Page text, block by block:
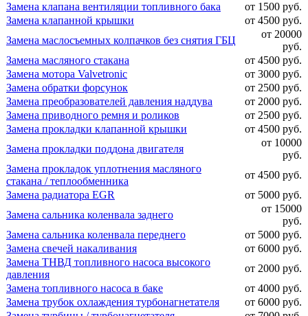
Замена клапана вентиляции топливного бака
от 1500 руб.
Замена клапанной крышки
от 4500 руб.
Замена маслосъемных колпачков без снятия ГБЦ
от 20000
руб.
Замена масляного стакана
от 4500 руб.
Замена мотора Valvetronic
от 3000 руб.
Замена обратки форсунок
от 2500 руб.
Замена преобразователей давления наддува
от 2000 руб.
Замена приводного ремня и роликов
от 2500 руб.
Замена прокладки клапанной крышки
от 4500 руб.
Замена прокладки поддона двигателя
от 10000
руб.
Замена прокладок уплотнения масляного
стакана / теплообменника
от 4500 руб.
Замена радиатора EGR
от 5000 руб.
Замена сальника коленвала заднего
от 15000
руб.
Замена сальника коленвала переднего
от 5000 руб.
Замена свечей накаливания
от 6000 руб.
Замена ТНВД топливного насоса высокого
давления
от 2000 руб.
Замена топливного насоса в баке
от 4000 руб.
Замена трубок охлаждения турбонагнетателя
от 6000 руб.